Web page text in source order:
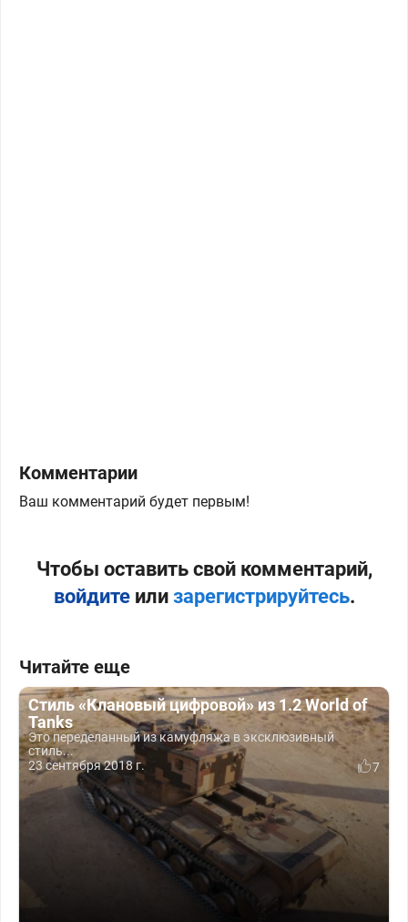
Комментарии
Ваш комментарий будет первым!
Чтобы оставить свой комментарий,
войдитеили зарегистрируйтесь.
Читайте еще
Стиль «Клановый цифровой» из 1.2 World of
Tanks
Это переделанный из камуфляжа в эксклюзивный
стиль...
23 сентября 2018 г.
7